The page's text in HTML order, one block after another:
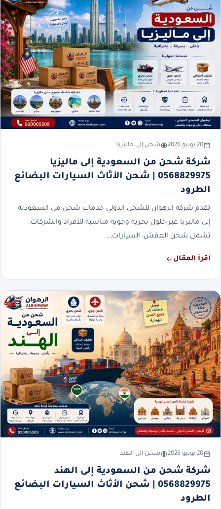
20 يونيو 2026 شحن إلى ماليزيا
شركة شحن من السعودية إلى ماليزيا
0568829975 | شحن الأثاث السيارات البضائع
الطرود
تقدم شركة الرهوان للشحن الدولي خدمات شحن من السعودية
إلى ماليزيا عبر حلول بحرية وجوية مناسبة للأفراد والشركات،
تشمل شحن العفش، السيارات،…
اقرأ المقال
20 يونيو 2026 شحن الى الهند
شركة شحن من السعودية إلى الهند
0568829975 | شحن الأثاث السيارات البضائع
الطرود